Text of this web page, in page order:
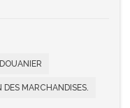
MARCHANDISES.